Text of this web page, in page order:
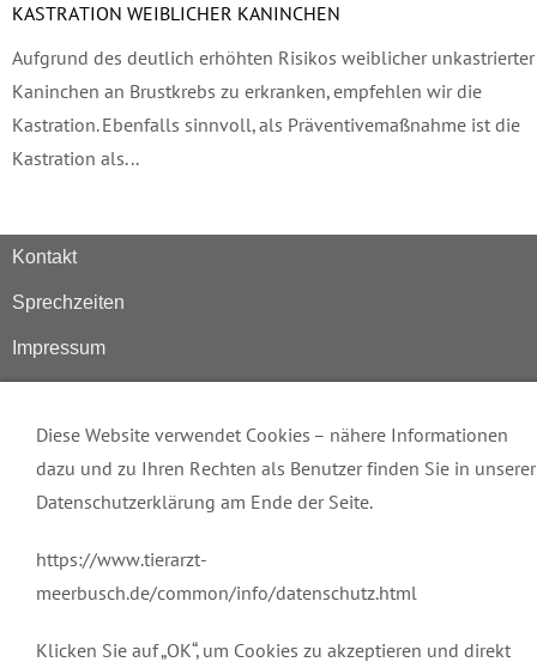
KASTRATION WEIBLICHER KANINCHEN
Aufgrund des deutlich erhöhten Risikos weiblicher unkastrierter
Kaninchen an Brustkrebs zu erkranken, empfehlen wir die
Kastration. Ebenfalls sinnvoll, als Präventivemaßnahme ist die
Kastration als...
Kontakt
Sprechzeiten
Impressum
Diese Website verwendet Cookies – nähere Informationen
dazu und zu Ihren Rechten als Benutzer finden Sie in unserer
Datenschutzerklärung am Ende der Seite.
https://www.tierarzt-
meerbusch.de/common/info/datenschutz.html
Klicken Sie auf „OK“, um Cookies zu akzeptieren und direkt